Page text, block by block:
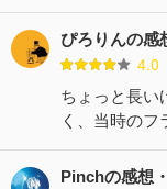
ぴろりんの感
4.0
ちょっと長い
く、当時のフ
Pinchの感想